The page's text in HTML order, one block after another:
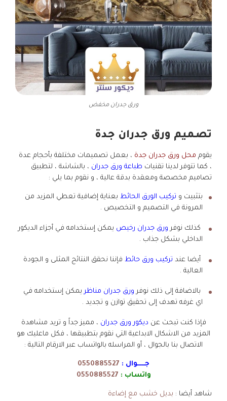
ورق جدران مخفض
تصميم ورق جدران جدة
يقوم محل ورق جدران جدة ، بعمل تصميمات مختلفة بأحجام عدة
، كما تتوفر لدينا تقنيات طباعة ورق جدران ، بالشاشة ، لتطبيق
تصاميم مخصصة ومعقدة بدقة عالية ، و نقوم بما يلي :
بتثبيت و تركيب الورق الحائط بعناية إضافية تعطي المزيد من
المرونة في التصميم و التخصيص .
كذلك نوفر ورق جدران رخيص يمكن إستخدامه في أجزاء الديكور
الداخلي بشكل جذاب .
أيضا عند تركيب ورق حائط فإننا نحقق النتائج المثلى و الجودة
العالية .
بالاضافة إلى ذلك نوفرورق جدران مناظريمكن إستخدامه في
اي غرفه تهدف إلى تحقيق توازن و تجديد .
فإذا كنت تبحث عن ديكور ورق جدران ، مميز جداً و تريد مشاهدة
المزيد من الاشكال الابداعية التي نقوم بتطبيقها ، فكل ماعليك هو
الاتصال بنا بالجوال ، أو المراسله بالواتساب عبر الارقام التالية :
جـــــوال :
واتساب : 0550885527
شاهد أيضا : بديل خشب مع إضاءة